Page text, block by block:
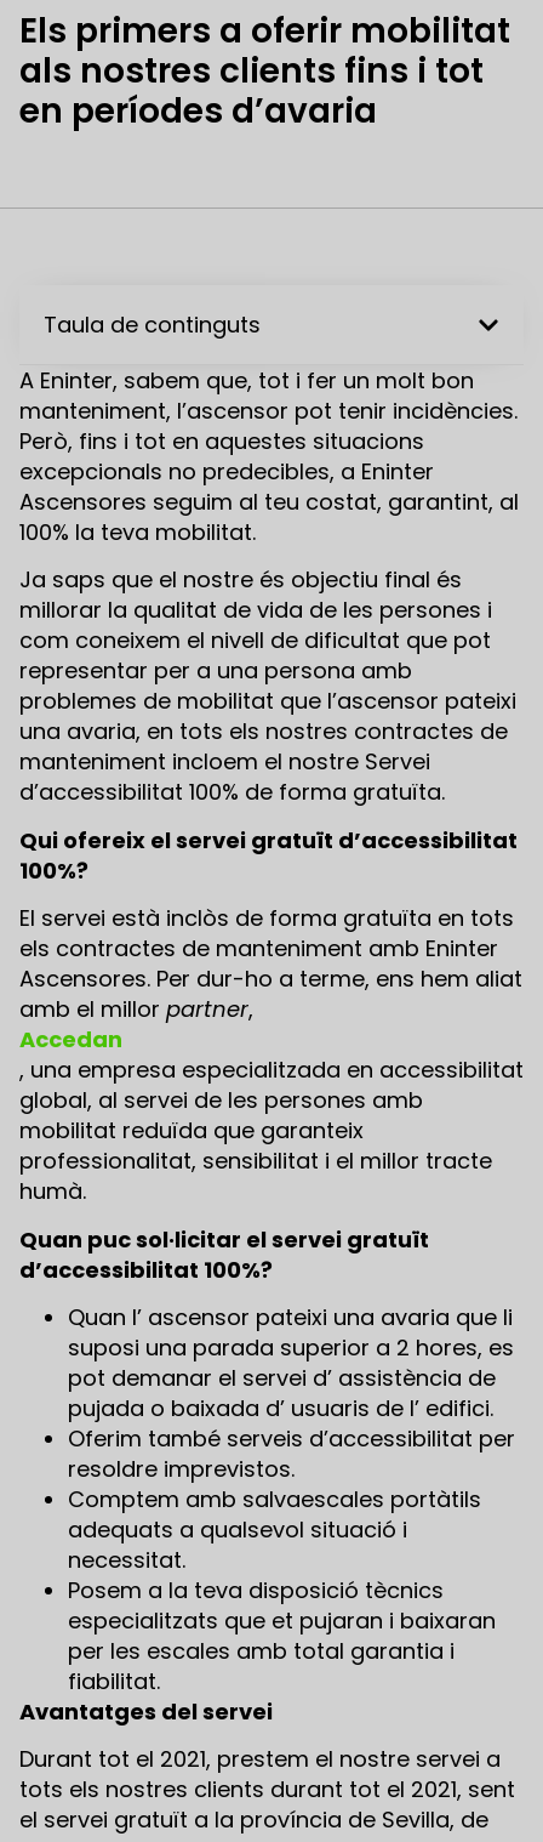
Els primers a oferir mobilitat
als nostres clients fins i tot
en períodes d’avaria
Taula de continguts
A Eninter, sabem que, tot i fer un molt bon
manteniment, l’ascensor pot tenir incidències.
Però, fins i tot en aquestes situacions
excepcionals no predecibles, a Eninter
Ascensores seguim al teu costat, garantint, al
100% la teva mobilitat.
Ja saps que el nostre és objectiu final és
millorar la qualitat de vida de les persones i
com coneixem el nivell de dificultat que pot
representar per a una persona amb
problemes de mobilitat que l’ascensor pateixi
una avaria, en tots els nostres contractes de
manteniment incloem el nostre Servei
d’accessibilitat 100% de forma gratuïta.
Qui ofereix el servei gratuït d’accessibilitat
100%?
El servei està inclòs de forma gratuïta en tots
els contractes de manteniment amb Eninter
Ascensores. Per dur-ho a terme, ens hem aliat
amb el millor partner,
Accedan
, una empresa especialitzada en accessibilitat
global, al servei de les persones amb
mobilitat reduïda que garanteix
professionalitat, sensibilitat i el millor tracte
humà.
Quan puc sol·licitar el servei gratuït
d’accessibilitat 100%?
Quan l’ ascensor pateixi una avaria que li
suposi una parada superior a 2 hores, es
pot demanar el servei d’ assistència de
pujada o baixada d’ usuaris de l’ edifici.
Oferim també serveis d’accessibilitat per
resoldre imprevistos.
Comptem amb salvaescales portàtils
adequats a qualsevol situació i
necessitat.
Posem a la teva disposició tècnics
especialitzats que et pujaran i baixaran
per les escales amb total garantia i
fiabilitat.
Avantatges del servei
Durant tot el 2021, prestem el nostre servei a
tots els nostres clients durant tot el 2021, sent
el servei gratuït a la província de Sevilla, de